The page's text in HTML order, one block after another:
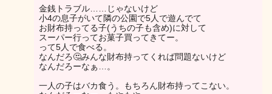
金銭トラブル……じゃないけど
小4の息子がいて隣の公園で5人で遊んでて
お財布持ってる子(うちの子も含め)に対して
スーパー行ってお菓子買ってきてー。
って5人で食べる。
なんだろ🤔みんな財布持ってくれば問題ないけど
なんだろーなぁ…。
一人の子はバカ食う。もちろん財布持ってこない。